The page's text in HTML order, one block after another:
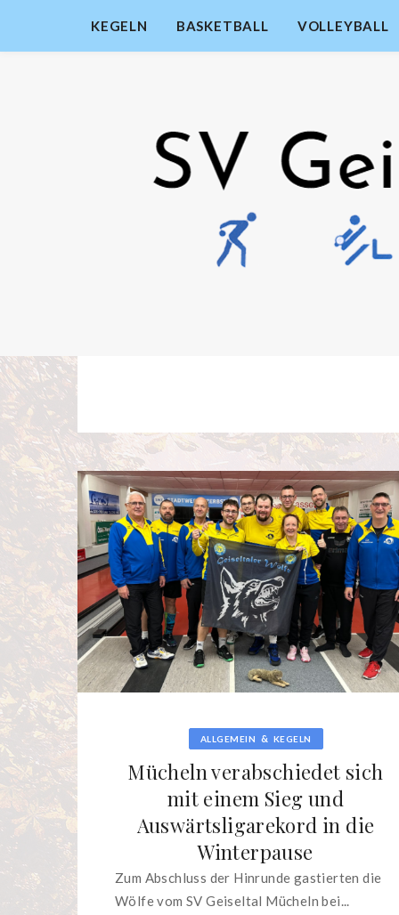
KEGELN BASKETBALL VOLLEYBALL
ALLGEMEIN & KEGELN
Mücheln verabschiedet sich
mit einem Sieg und
Auswärtsligarekord in die
Winterpause
Zum Abschluss der Hinrunde gastierten die
Wölfe vom SV Geiseltal Mücheln bei...